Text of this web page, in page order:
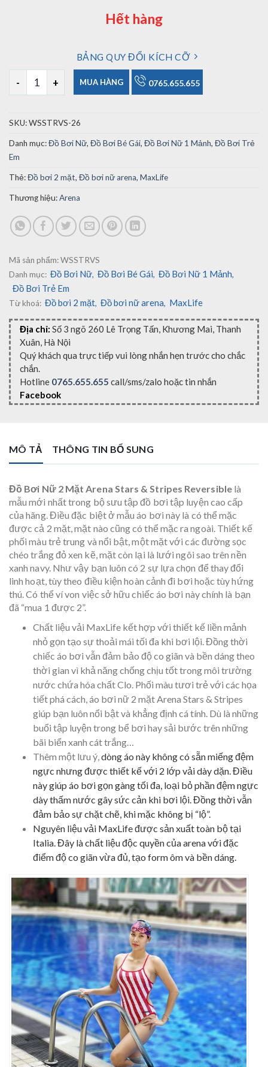
Hết hàng
BẢNG QUY ĐỔI KÍCH CỠ
Đồ Bơi Nữ 2 Mặt Arena Stars & Stripes Reversible số lượng
MUA HÀNG 0765.655.655
SKU:WSSTRVS-26
Danh mục:Đồ Bơi Nữ, Đồ Bơi Bé Gái, Đồ Bơi Nữ 1 Mảnh, Đồ Bơi Trẻ
Em
Thẻ:Đồ bơi 2 mặt, Đồ bơi nữ arena, MaxLife
Thương hiệu:Arena
Mã sản phẩm:WSSTRVS
Danh mục: Đồ Bơi Nữ, Đồ Bơi Bé Gái, Đồ Bơi Nữ 1 Mảnh,
Đồ Bơi Trẻ Em
Từ khoá: Đồ bơi 2 mặt, Đồ bơi nữ arena, MaxLife
Địa chỉ: Số 3 ngõ 260 Lê Trọng Tấn, Khương Mai, Thanh
Xuân, Hà Nội
Quý khách qua trực tiếp vui lòng nhắn hẹn trước cho chắc
chắn.
Hotline 0765.655.655 call/sms/zalo hoặc tin nhắn
Facebook
MÔ TẢ THÔNG TIN BỔ SUNG
Đồ Bơi Nữ 2 Mặt Arena Stars & Stripes Reversiblelà
mẫu mới nhất trong bộ sưu tập đồ bơi tập luyện cao cấp
của hãng. Điều đặc biệt ở mẫu áo bơi này là có thể mặc
được cả 2 mặt, mặt nào cũng có thể mặc ra ngoài. Thiết kế
phối màu trẻ trung và nổi bật, một mặt với các đường sọc
chéo trắng đỏ xen kẽ, mặt còn lại là lưới ngôi sao trên nền
xanh navy. Như vậy bạn luôn có 2 sự lựa chọn để thay đổi
linh hoạt,tùy theo điều kiện hoàn cảnh đi bơi hoặc tùy hứng
thú. Có thể ví von việc sở hữu chiếc áo bơi này chính là bạn
đã “mua 1 được 2”.
Chất liệu vải MaxLife kết hợp với thiết kế liền mảnh
nhỏ gọn tạo sự thoải mái tối đa khi bơi lội. Đồng thời
chiếc áo bơi vẫn đảm bảo độ co giãn và bền dáng theo
thời gian vì khả năng chống chịu tốt trong môi trường
nước chứa hóa chất Clo. Phối màu tươi trẻ với các họa
tiết phá cách, áo bơi nữ 2 mặt Arena Stars & Stripes
giúp bạn luôn nổi bật và khẳng định cá tính. Dù là những
buổi tập luyện trong bể bơi hay sải bước trên những
bãi biển xanh cát trắng…
Thêm một lưu ý,dòng áo này không có sẵn miếng đệm
ngực nhưng được thiết kế với 2 lớp vải dày dặn. Điều
này giúp áo bơi gọn gàng tối đa, loại bỏ phần đệm ngực
dày thấm nước gây sức cản khi bơi lội. Đồng thời vẫn
đảm bảo sự chặt chẽ, khi mặc không bị “lộ”.
Nguyên liệu vải MaxLife được sản xuất toàn bộ tại
Italia. Đây là chất liệu độc quyền của arena với đặc
điểm độ co giãn vừa đủ, tạo form ôm và bền dáng.